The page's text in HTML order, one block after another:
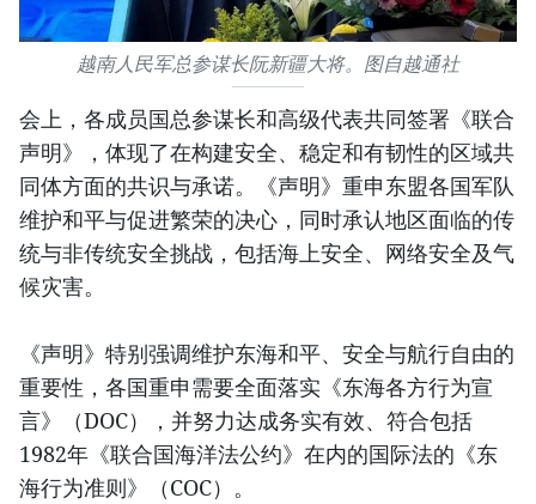
越南人民军总参谋长阮新疆大将。图自越通社
会上，各成员国总参谋长和高级代表共同签署《联合
声明》，体现了在构建安全、稳定和有韧性的区域共
同体方面的共识与承诺。《声明》重申东盟各国军队
维护和平与促进繁荣的决心，同时承认地区面临的传
统与非传统安全挑战，包括海上安全、网络安全及气
候灾害。
《声明》特别强调维护东海和平、安全与航行自由的
重要性，各国重申需要全面落实《东海各方行为宣
言》（DOC），并努力达成务实有效、符合包括
1982年《联合国海洋法公约》在内的国际法的《东
海行为准则》（COC）。